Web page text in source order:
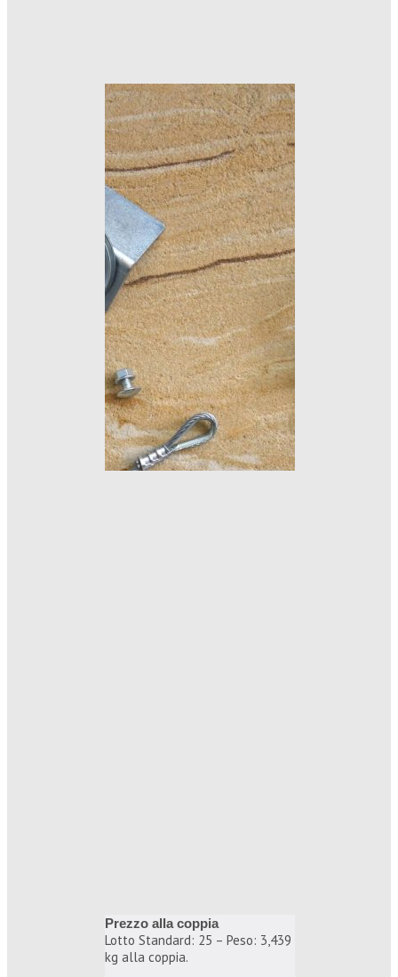
Prezzo alla coppia
Lotto Standard: 25 – Peso: 3,439
kg alla coppia.